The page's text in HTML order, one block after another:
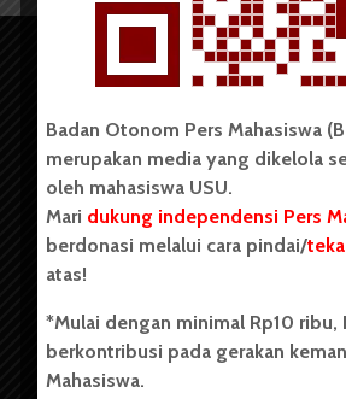
Copyright © 2023. All rights reserved
Badan Otonom Pers Mahasiswa (BOPM)
pers mahasiswa yang berdiri di luar
Badan Otonom Pers Mahasiswa
merupakan media yang dikelola
oleh mahasiswa USU.
Mari dukung independensi Pers
berdonasi melalui cara pindai/
atas!
*Mulai dengan minimal Rp10 ribu,
berkontribusi pada gerakan
Mahasiswa.